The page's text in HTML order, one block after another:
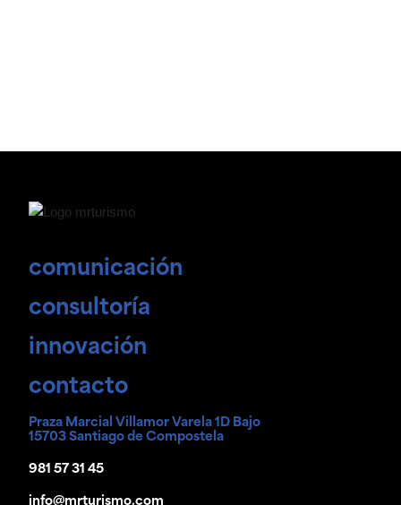
comunicación
consultoría
innovación
contacto
Praza Marcial Villamor Varela 1D Bajo
15703 Santiago de Compostela
981 57 31 45
info@mrturismo.com